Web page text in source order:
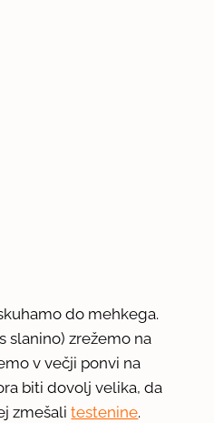
do mehkega.
slanino) zrežemo na
v večji ponvi na
biti dovolj velika, da
zmešalitestenine.